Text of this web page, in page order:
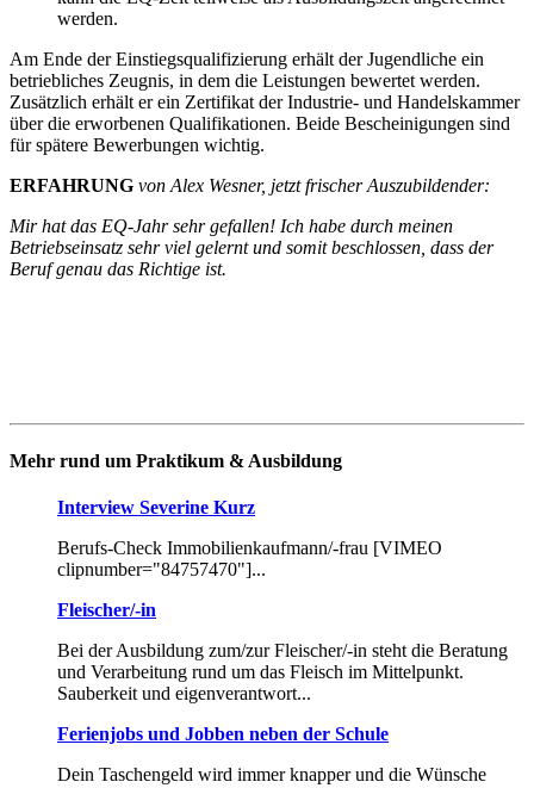
werden.
Am Ende der Einstiegsqualifizierung erhält der Jugendliche ein
betriebliches Zeugnis, in dem die Leistungen bewertet werden.
Zusätzlich erhält er ein Zertifikat der Industrie- und Handelskammer
über die erworbenen Qualifikationen. Beide Bescheinigungen sind
für spätere Bewerbungen wichtig.
ERFAHRUNG von Alex Wesner, jetzt frischer Auszubildender:
Mir hat das EQ-Jahr sehr gefallen! Ich habe durch meinen
Betriebseinsatz sehr viel gelernt und somit beschlossen, dass der
Beruf genau das Richtige ist.
Mehr rund um Praktikum & Ausbildung
Interview Severine Kurz
Berufs-Check Immobilienkaufmann/-frau [VIMEO
clipnumber="84757470"]...
Fleischer/-in
Bei der Ausbildung zum/zur Fleischer/-in steht die Beratung
und Verarbeitung rund um das Fleisch im Mittelpunkt.
Sauberkeit und eigenverantwort...
Ferienjobs und Jobben neben der Schule
Dein Taschengeld wird immer knapper und die Wünsche